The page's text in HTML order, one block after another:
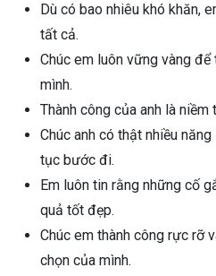
Dù có bao nhiêu khó khăn,
tất cả.
Chúc em luôn vững vàng
mình.
Thành công của anh là niềm
Chúc anh có thật nhiều
tục bước đi.
Em luôn tin rằng những cố
quả tốt đẹp.
Chúc em thành công rực rỡ
chọn của mình.